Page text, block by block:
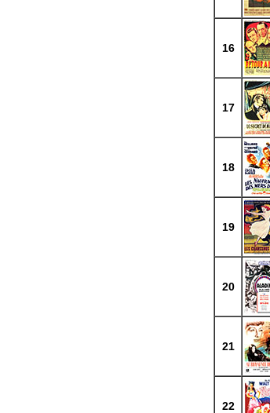
16
17
18
19
20
21
22